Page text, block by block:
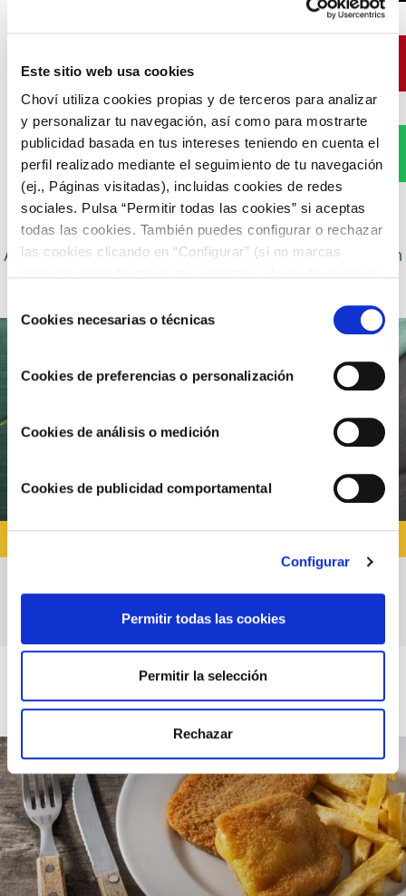
Este sitio web usa cookies
Choví utiliza cookies propias y de terceros para analizar
y personalizar tu navegación, así como para mostrarte
publicidad basada en tus intereses teniendo en cuenta el
perfil realizado mediante el seguimiento de tu navegación
(ej., Páginas visitadas), incluidas cookies de redes
sociales. Pulsa “Permitir todas las cookies” si aceptas
todas las cookies. También puedes configurar o rechazar
las cookies clicando en “Configurar” (si no marcas
COOKIES.
deCookies necesarias o técnicas
Cookies de preferencias o personalización
Cookies de análisis o medición
Cookies de publicidad comportamental
Configurar
Permitir todas las cookies
Permitir la selección
Rechazar
Pinterest
WhatsApp
Autor: Cocineros de Choví, expertos en recetas con
Ensalada de patata con Salsa César